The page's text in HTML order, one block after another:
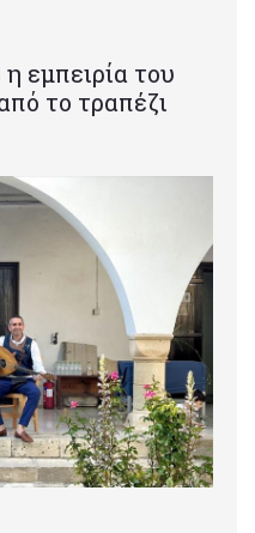
εμπειρία του
το τραπέζι